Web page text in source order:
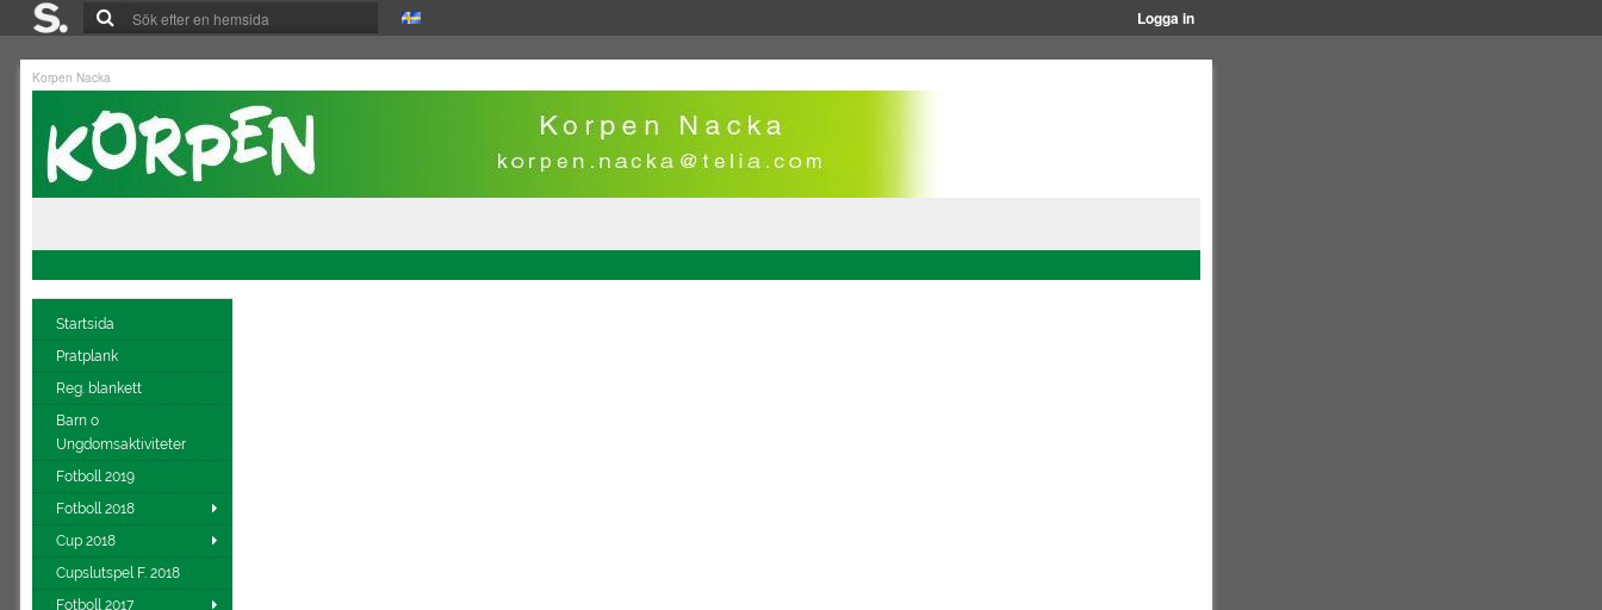
Logga in
Korpen Nacka
Startsida
Pratplank
Reg. blankett
Barn o
Ungdomsaktiviteter
Fotboll 2019
Fotboll 2018
Cup 2018
Cupslutspel F. 2018
Fotboll 2017